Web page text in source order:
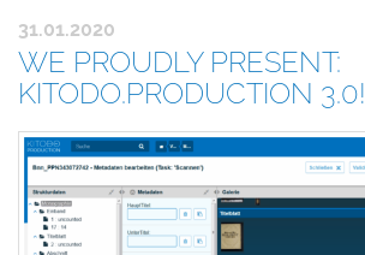
31.01.2020
WE PROUDLY PRESENT:
KITODO.PRODUCTION 3.0!